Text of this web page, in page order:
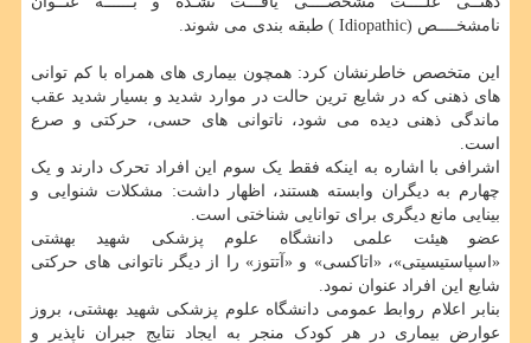
نامشخــــص (Idiopathic ) طبقه بندی می شوند.
این متخصص خاطرنشان کرد: همچون بیماری های همراه با کم توانی
های ذهنی که در شایع ترین حالت در موارد شدید و بسیار شدید عقب
ماندگی ذهنی دیده می شود، ناتوانی های حسی، حرکتی و صرع
است.
اشرافی با اشاره به اینکه فقط یک سوم این افراد تحرک دارند و یک
چهارم به دیگران وابسته هستند، اظهار داشت: مشکلات شنوایی و
بینایی مانع دیگری برای توانایی شناختی است.
عضو هیئت علمی دانشگاه علوم پزشکی شهید بهشتی
«اسپاستیسیتی»، «اتاکسی» و «آتتوز» را از دیگر ناتوانی های حرکتی
شایع این افراد عنوان نمود.
بنابر اعلام روابط عمومی دانشگاه علوم پزشکی شهید بهشتی، بروز
عوارض بیماری در هر کودک منجر به ایجاد نتایج جبران ناپذیر و